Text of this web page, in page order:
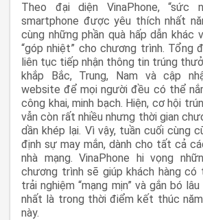
Theo đại diện VinaPhone, “sức
smartphone được yêu thích nhất
cùng những phần quà hấp dẫn khác
“góp nhiệt” cho chương trình. Tổng
liên tục tiếp nhận thông tin trúng
khắp Bắc, Trung, Nam và cập
website để mọi người đều có thể
công khai, minh bạch. Hiện, cơ hội
vẫn còn rất nhiều nhưng thời gian
dần khép lại. Vì vậy, tuần cuối cùng
định sự may mắn, dành cho tất cả
nhà mạng. VinaPhone hi vọng
chương trình sẽ giúp khách hàng có
trải nghiệm “mạng mịn” và gắn bó
nhất là trong thời điểm kết thúc
này.